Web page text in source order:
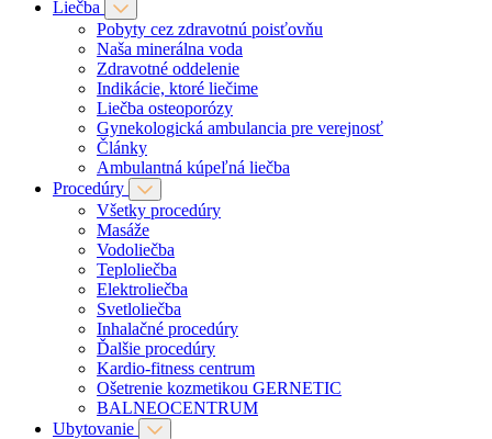
Liečba
Pobyty cez zdravotnú poisťovňu
Naša minerálna voda
Zdravotné oddelenie
Indikácie, ktoré liečime
Liečba osteoporózy
Gynekologická ambulancia pre verejnosť
Články
Ambulantná kúpeľná liečba
Procedúry
Všetky procedúry
Masáže
Vodoliečba
Teploliečba
Elektroliečba
Svetloliečba
Inhalačné procedúry
Ďalšie procedúry
Kardio-fitness centrum
Ošetrenie kozmetikou GERNETIC
BALNEOCENTRUM
Ubytovanie